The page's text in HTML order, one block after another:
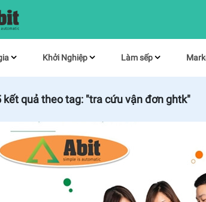
Khởi Nghiệp Làm sếp
kết quả theo tag: "tra cứu vận đơn ghtk"